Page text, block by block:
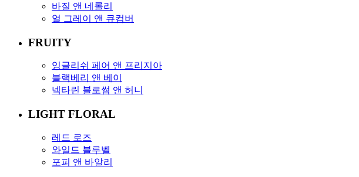
바질 앤 네롤리
얼 그레이 앤 큐컴버
FRUITY
잉글리쉬 페어 앤 프리지아
블랙베리 앤 베이
넥타린 블로썸 앤 허니
LIGHT FLORAL
레드 로즈
와일드 블루벨
포피 앤 바알리